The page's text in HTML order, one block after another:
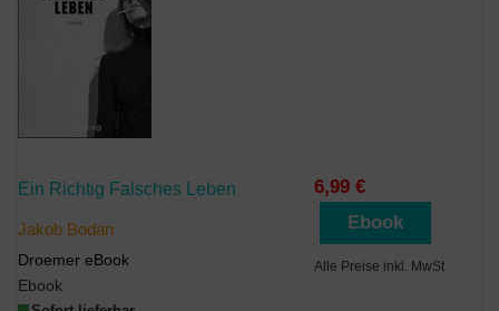
Ein Richtig Falsches Leben
Jakob Bodan
Droemer eBook
Ebook
6,99 €
Ebook
Alle Preise inkl. MwSt